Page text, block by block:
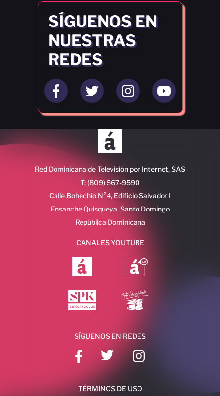
SÍGUENOS EN
NUESTRAS
REDES
Red Dominicana de Televisión por Internet, SAS
T: (809) 567-9590
Calle Bohechio N°4, Edificio Salvador I
Ensanche Quisqueya, Santo Domingo
República Dominicana
CANALES YOUTUBE
SÍGUENOS EN REDES
TÉRMINOS DE USO